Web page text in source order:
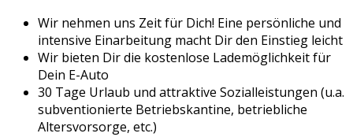
Wir nehmen uns Zeit für Dich! Eine persönliche und
intensive Einarbeitung macht Dir den Einstieg leicht
Wir bieten Dir die kostenlose Lademöglichkeit für
Dein E-Auto
30 Tage Urlaub und attraktive Sozialleistungen (u.a.
subventionierte Betriebskantine, betriebliche
Altersvorsorge, etc.)